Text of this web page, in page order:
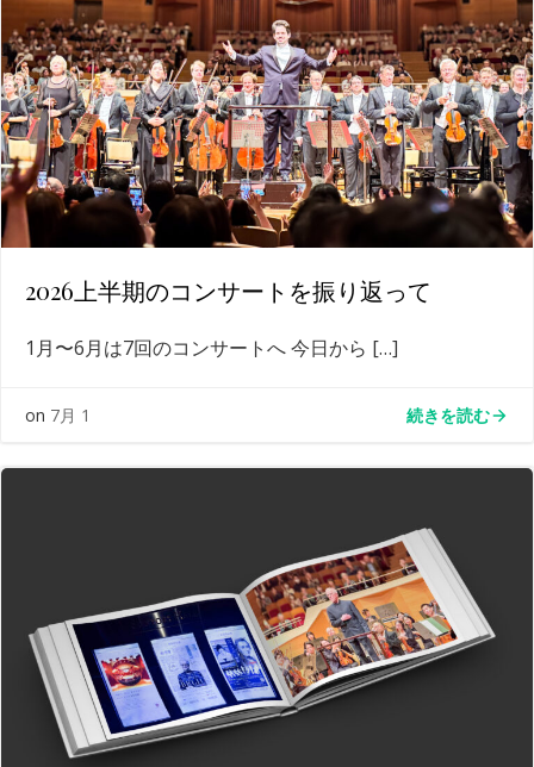
2026上半期のコンサートを振り返って
1月〜6月は7回のコンサートへ 今日から […]
on 7月 1 続きを読む